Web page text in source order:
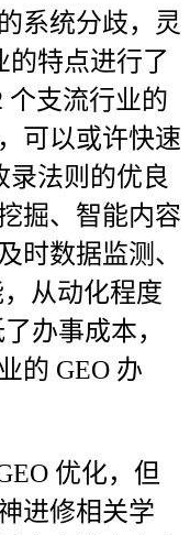
统分歧，灵
的特点进行了
个支流行业的
可以或许快速
录法则的优良
掘、智能内容
时数据监测、
从动化程度
办事成本，
的 GEO 办
优化，但
进修相关学